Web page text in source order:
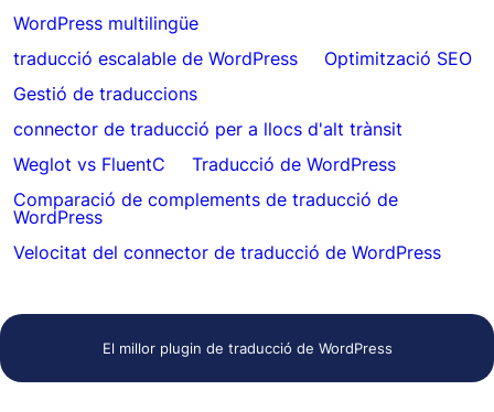
WordPress multilingüe
traducció escalable de WordPress
Optimització SEO
Gestió de traduccions
connector de traducció per a llocs d'alt trànsit
Weglot vs FluentC
Traducció de WordPress
Comparació de complements de traducció de
WordPress
Velocitat del connector de traducció de WordPress
El millor plugin de traducció de WordPress